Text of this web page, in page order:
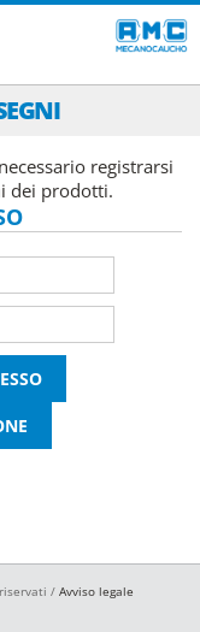
registrarsi
dei prodotti.
/ Avviso legale